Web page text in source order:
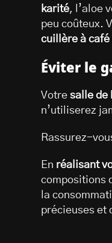
karité, l’aloe
peu coûteux.
cuillère à café
Éviter le
Votre salle de
n’utiliserez
Rassurez-
En réalisant
compositions
la
précieuses et